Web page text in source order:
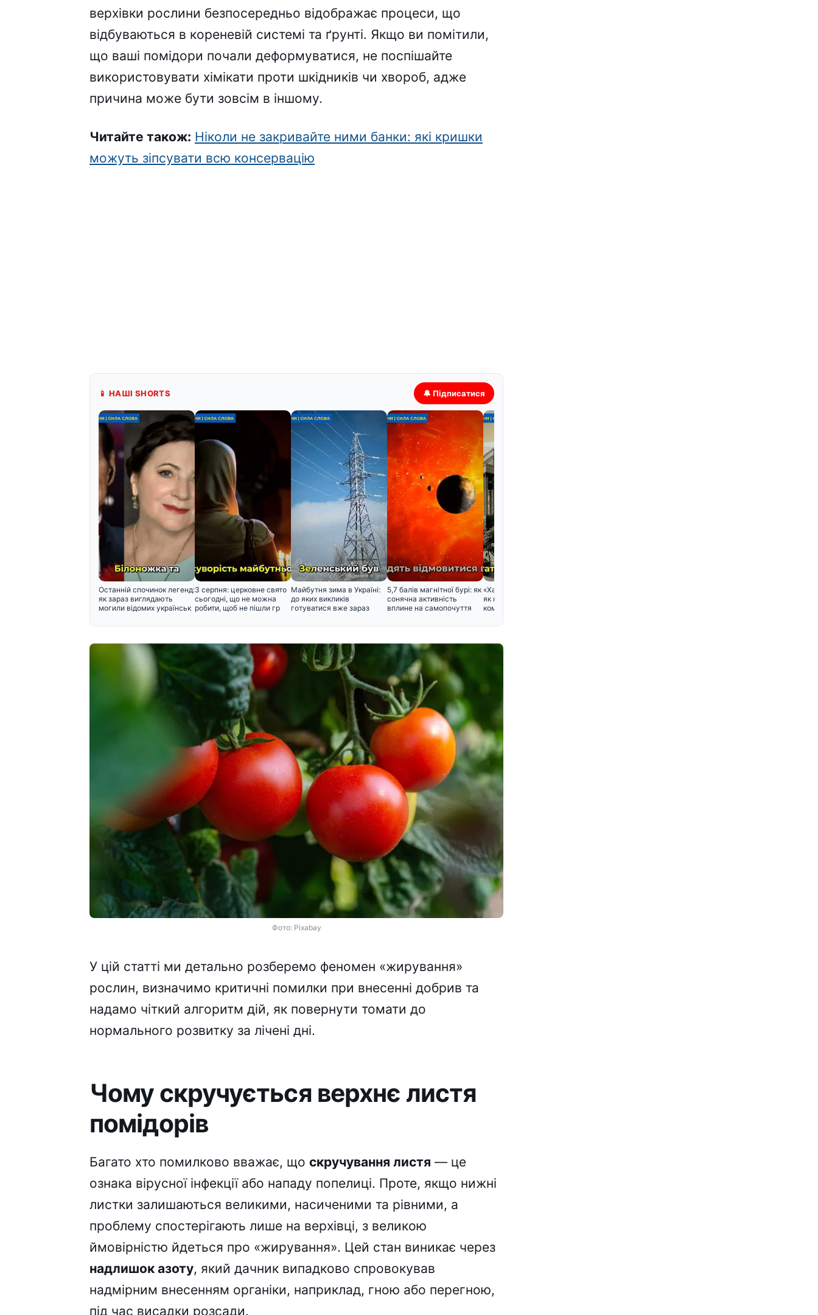
верхівки рослини безпосередньо відображає процеси, що
відбуваються в кореневій системі та ґрунті. Якщо ви помітили,
що ваші помідори почали деформуватися, не поспішайте
використовувати хімікати проти шкідників чи хвороб, адже
причина може бути зовсім в іншому.
Читайте також: Ніколи не закривайте ними банки: які кришки
можуть зіпсувати всю консервацію
📱 НАШІ SHORTS 🔔 Підписатися
Останній спочинок легенд:
як зараз виглядають
могили відомих українськ
3 серпня: церковне свято
сьогодні, що не можна
робити, щоб не пішли гр
Майбутня зима в Україні:
до яких викликів
готуватися вже зараз
5,7 балів магнітної бурі: як
сонячна активність
вплине на самопочуття
«Харків – перша столиця»:
як народився цей міф і
кому було зручно рока
Фото: Pixabay
У цій статті ми детально розберемо феномен «жирування»
рослин, визначимо критичні помилки при внесенні добрив та
надамо чіткий алгоритм дій, як повернути томати до
нормального розвитку за лічені дні.
Чому скручується верхнє листя
помідорів
Багато хто помилково вважає, що скручування листя — це
ознака вірусної інфекції або нападу попелиці. Проте, якщо нижні
листки залишаються великими, насиченими та рівними, а
проблему спостерігають лише на верхівці, з великою
ймовірністю йдеться про «жирування». Цей стан виникає через
надлишок азоту, який дачник випадково спровокував
надмірним внесенням органіки, наприклад, гною або перегною,
під час висадки розсади.